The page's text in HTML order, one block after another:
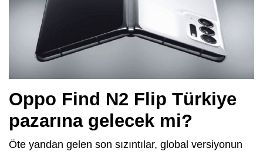
Oppo Find N2 Flip Türkiye
pazarına gelecek mi?
Öte yandan gelen son sızıntılar, global versiyonun